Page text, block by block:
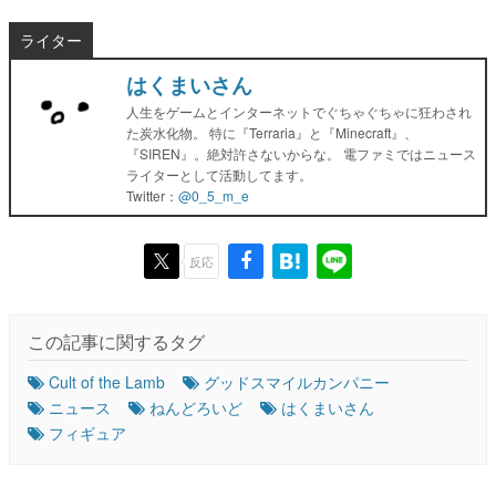
ライター
はくまいさん
人生をゲームとインターネットでぐちゃぐちゃに狂わされ
た炭水化物。 特に『Terraria』と『Minecraft』、
『SIREN』。絶対許さないからな。 電ファミではニュース
ライターとして活動してます。
Twitter： @0_5_m_e
反応
この記事に関するタグ
Cult of the Lamb
グッドスマイルカンパニー
ニュース
ねんどろいど
はくまいさん
フィギュア